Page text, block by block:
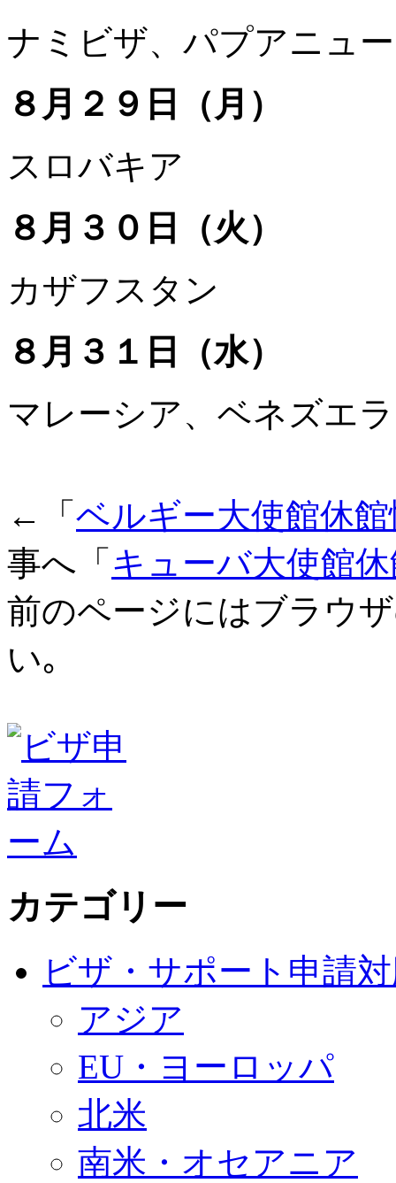
ナミビザ、パプアニュ
８月２９日（月）
スロバキア
８月３０日（火）
カザフスタン
８月３１日（水）
マレーシア、ベネズエ
←「 ベルギー大使館休
事へ「 キューバ大使館
前のページにはブラウ
い｡
カテゴリー
ビザ・サポート申請
アジア
EU・ヨーロッパ
北米
南米・オセアニア